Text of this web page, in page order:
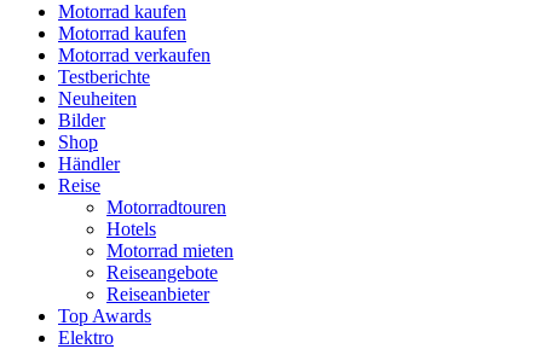
Motorrad kaufen
Motorrad kaufen
Motorrad verkaufen
Testberichte
Neuheiten
Bilder
Shop
Händler
Reise
Motorradtouren
Hotels
Motorrad mieten
Reiseangebote
Reiseanbieter
Top Awards
Elektro